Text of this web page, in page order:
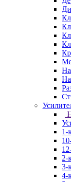
1-
2-
3-
4-